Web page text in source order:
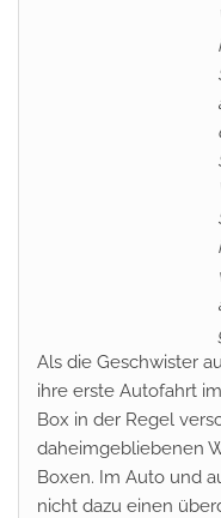
Als die Geschwister
ihre erste Autofahrt
Box in der Regel
daheimgebliebenen
Boxen. Im Auto und
nicht dazu einen